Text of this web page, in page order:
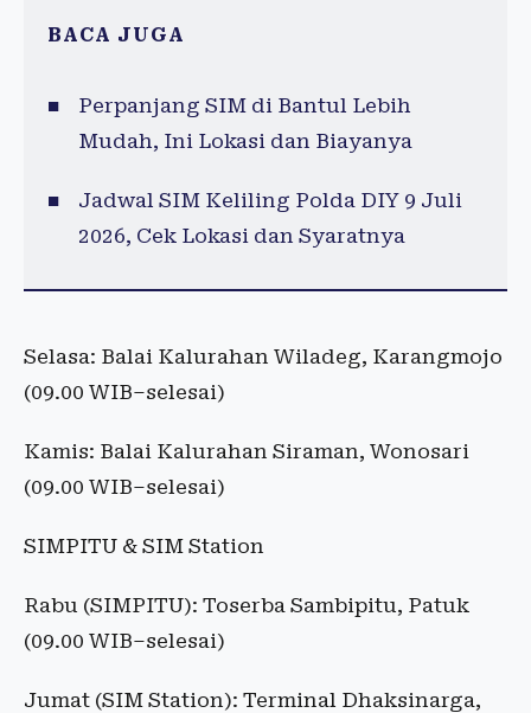
BACA JUGA
Perpanjang SIM di Bantul Lebih
Mudah, Ini Lokasi dan Biayanya
Jadwal SIM Keliling Polda DIY 9 Juli
2026, Cek Lokasi dan Syaratnya
Selasa: Balai Kalurahan Wiladeg, Karangmojo
(09.00 WIB–selesai)
Kamis: Balai Kalurahan Siraman, Wonosari
(09.00 WIB–selesai)
SIMPITU & SIM Station
Rabu (SIMPITU): Toserba Sambipitu, Patuk
(09.00 WIB–selesai)
Jumat (SIM Station): Terminal Dhaksinarga,